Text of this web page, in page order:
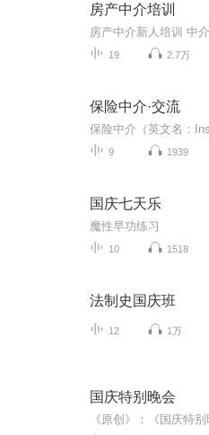
房产中介培训
19 2.7万
保险中介·交流
9 1939
国庆七天乐
魔性早功练习
10 1518
法制史国庆班
12 1万
国庆特别晚会